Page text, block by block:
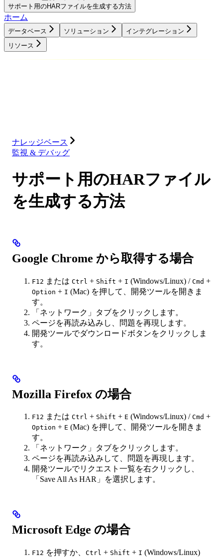
サポート用のHARファイルを生成する方法
ホーム
データベース ソリューション
インテグレーション
リソース
ナレッジベース
監視 & デバッグ
サポート用のHARファイル
を生成する方法
Google Chrome から取得する場合
F12 または Ctrl + Shift + I (Windows/Linux) / Cmd +
Option + I (Mac) を押して、開発ツールを開きま
す。
「ネットワーク」タブをクリックします。
ページを再読み込みし、問題を再現します。
開発ツールでダウンロードボタンをクリックしま
す。
Mozilla Firefox の場合
F12 または Ctrl + Shift + E (Windows/Linux) / Cmd +
Option + E (Mac) を押して、開発ツールを開きま
す。
「ネットワーク」タブをクリックします。
ページを再読み込みして、問題を再現します。
開発ツールでリクエスト一覧を右クリックし、
「Save All As HAR」を選択します。
Microsoft Edge の場合
F12 を押すか、 Ctrl + Shift + I (Windows/Linux)